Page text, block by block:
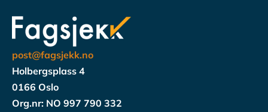
post@fagsjekk.no
Holbergsplass 4
0166 Oslo
Org.nr: NO 997 790 332